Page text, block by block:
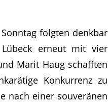
folgten denkbar
erneut mit vier
Marit Haug schafften
Konkurrenz zu
nach einer souveränen